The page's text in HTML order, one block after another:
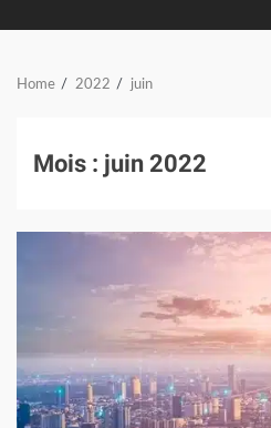
Home 2022 juin
Mois : juin 2022